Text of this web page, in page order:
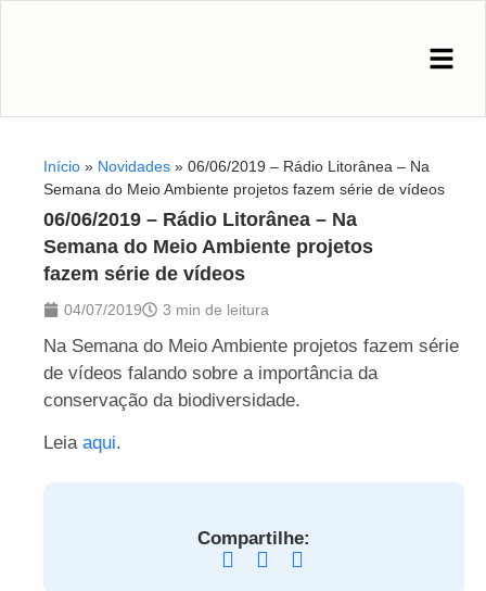
Início » Novidades » 06/06/2019 – Rádio Litorânea – Na
Semana do Meio Ambiente projetos fazem série de vídeos
06/06/2019 – Rádio Litorânea – Na
Semana do Meio Ambiente projetos
fazem série de vídeos
04/07/2019 3 min de leitura
Na Semana do Meio Ambiente projetos fazem série
de vídeos falando sobre a importância da
conservação da biodiversidade.
Leia aqui.
Compartilhe: